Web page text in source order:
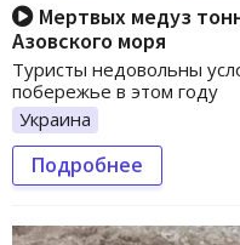
Мертвых медуз
Азовского моря
Туристы недовольны
побережье в этом году
Украина
Подробнее